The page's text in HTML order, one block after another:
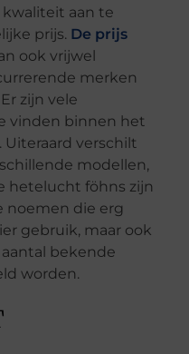
aan te
prijs. De prijs
ook vrijwel
merken
zijn vele
vinden binnen het
Uiteraard verschilt
modellen,
hetelucht föhns zijn
noemen die erg
gebruik, maar ook
bekende
worden.